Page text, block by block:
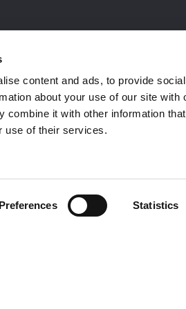
content and ads, to provide
about your use of our site with
combine it with other information
use of their services.
Preferences Statistics
in